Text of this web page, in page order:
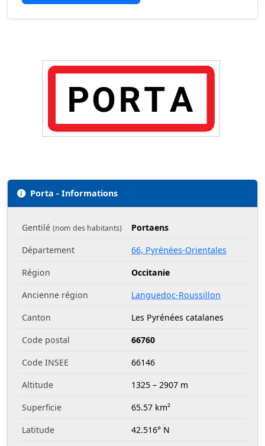
Porta - Informations
Gentilé (nom des habitants)
Portaens
Département
66, Pyrénées-Orientales
Région
Occitanie
Ancienne région
Languedoc-Roussillon
Canton
Les Pyrénées catalanes
Code postal
66760
Code INSEE
66146
Altitude
1325 – 2907 m
Superficie
65.57 km²
Latitude
42.516° N